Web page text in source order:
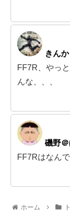
きんか
FF7R、やっ
んな、、、
磯野
FF7Rはなん
ホーム